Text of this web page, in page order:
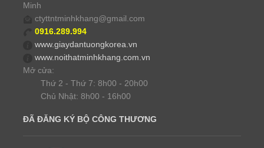
Minh
ctyttntminhkhang@gmail.com
0916.289.994
www.giaydantuongkorea.vn
www.noithatminhkhang.com.vn
Mở cửa:
Thứ 2 - Thứ 7: 8h00 - 20h00
Chủ Nhật: 8h00 - 16h00
ĐÃ ĐĂNG KÝ BỘ CÔNG THƯƠNG